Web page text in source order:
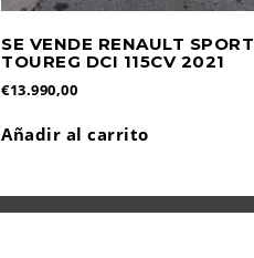
SE VENDE RENAULT SPORT
TOUREG DCI 115CV 2021
€13.990,00
Añadir al carrito